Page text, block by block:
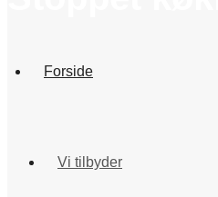
Forside
Vi tilbyder